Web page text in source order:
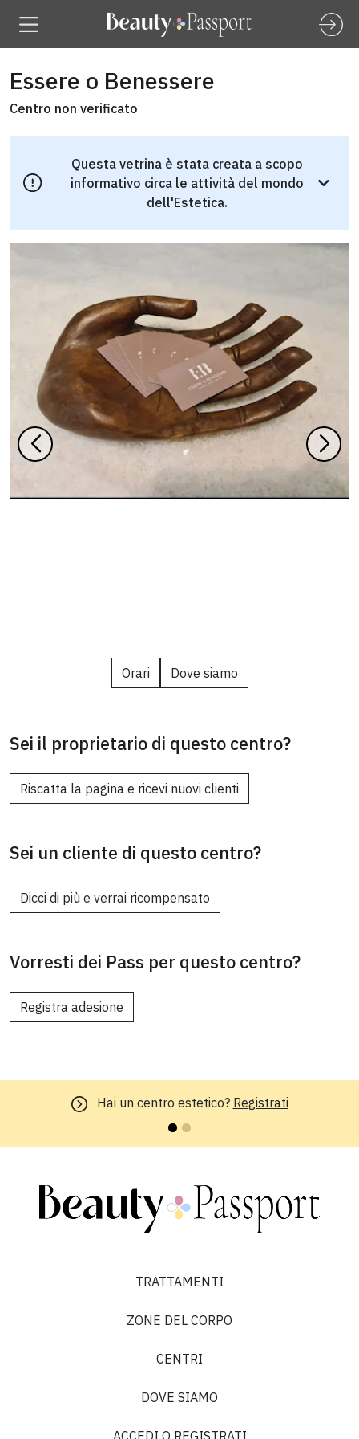
Essere o Benessere
Centro non verificato
Questa vetrina è stata creata a scopo
informativo circa le attività del mondo
dell'Estetica.
Orari Dove siamo
Sei il proprietario di questo centro?
Riscatta la pagina e ricevi nuovi clienti
Sei un cliente di questo centro?
Dicci di più e verrai ricompensato
Vorresti dei Pass per questo centro?
Registra adesione
Hai un centro estetico? Registrati
TRATTAMENTI
ZONE DEL CORPO
CENTRI
DOVE SIAMO
ACCEDI O REGISTRATI